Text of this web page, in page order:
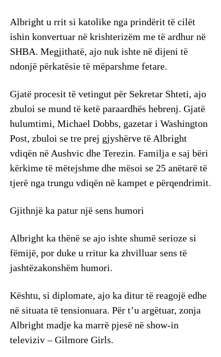
Albright u rrit si katolike nga prindërit të cilët
ishin konvertuar në krishterizëm me të ardhur në
SHBA. Megjithatë, ajo nuk ishte në dijeni të
ndonjë përkatësie të mëparshme fetare.
Gjatë procesit të vetingut për Sekretar Shteti, ajo
zbuloi se mund të ketë paraardhës hebrenj. Gjatë
hulumtimi, Michael Dobbs, gazetar i Washington
Post, zbuloi se tre prej gjyshërve të Albright
vdiqën në Aushvic dhe Terezin. Familja e saj bëri
kërkime të mëtejshme dhe mësoi se 25 anëtarë të
tjerë nga trungu vdiqën në kampet e përqendrimit.
Gjithnjë ka patur një sens humori
Albright ka thënë se ajo ishte shumë serioze si
fëmijë, por duke u rritur ka zhvilluar sens të
jashtëzakonshëm humori.
Kështu, si diplomate, ajo ka ditur të reagojë edhe
në situata të tensionuara. Për t’u argëtuar, zonja
Albright madje ka marrë pjesë në show-in
televiziv – Gilmore Girls.